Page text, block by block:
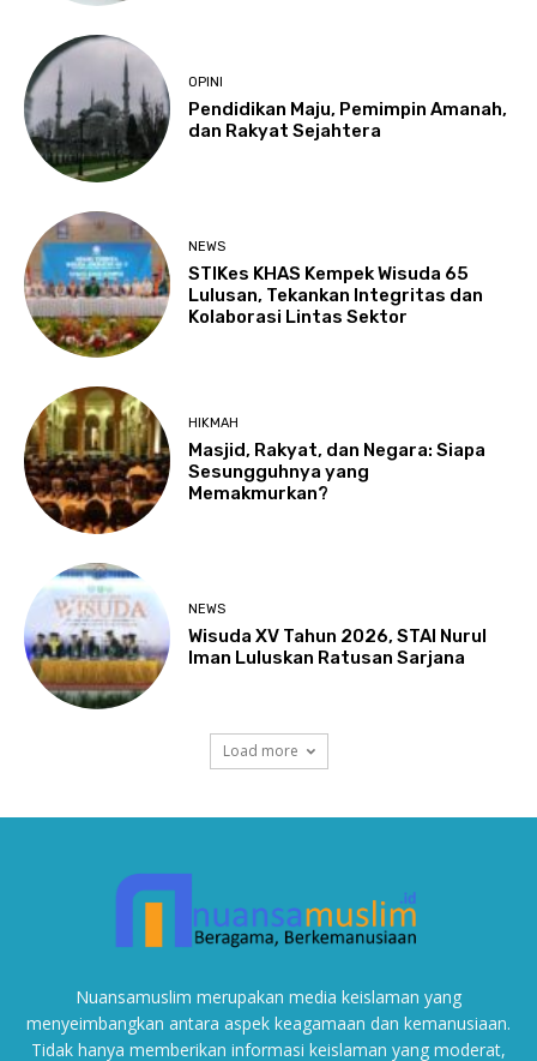
OPINI
Pendidikan Maju, Pemimpin Amanah,
dan Rakyat Sejahtera
NEWS
STIKes KHAS Kempek Wisuda 65
Lulusan, Tekankan Integritas dan
Kolaborasi Lintas Sektor
HIKMAH
Masjid, Rakyat, dan Negara: Siapa
Sesungguhnya yang
Memakmurkan?
NEWS
Wisuda XV Tahun 2026, STAI Nurul
Iman Luluskan Ratusan Sarjana
Load more
Nuansamuslim merupakan media keislaman yang
menyeimbangkan antara aspek keagamaan dan kemanusiaan.
Tidak hanya memberikan informasi keislaman yang moderat,